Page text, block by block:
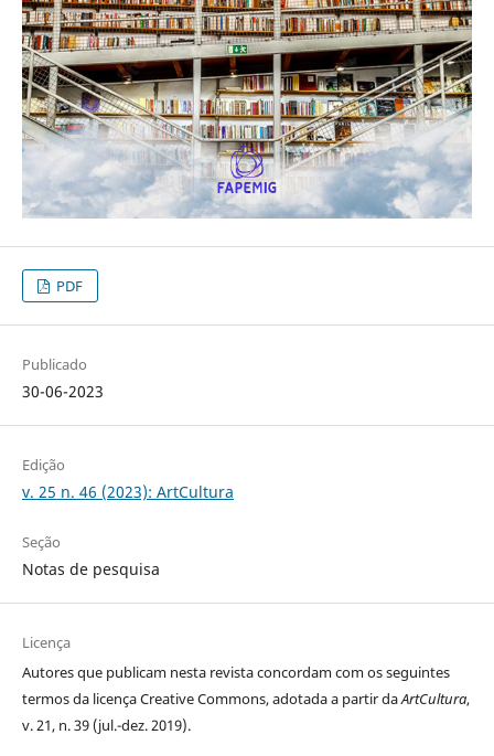
PDF
Publicado
30-06-2023
Edição
v. 25 n. 46 (2023): ArtCultura
Seção
Notas de pesquisa
Licença
Autores que publicam nesta revista concordam com os seguintes
termos da licença Creative Commons, adotada a partir daArtCultura,
v. 21, n. 39 (jul.-dez. 2019).